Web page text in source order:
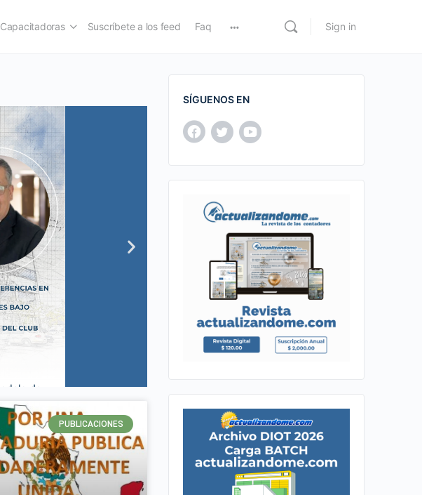
Capacitadoras Suscríbete a los feed Faq Sign in
PUBLICACIONES
SÍGUENOS EN